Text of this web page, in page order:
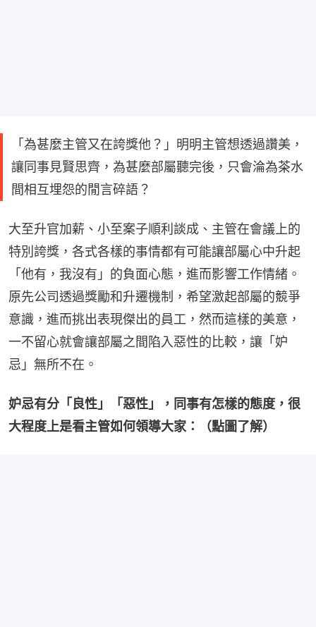
「為甚麼主管又在誇獎他？」明明主管想透過讚美，
讓同事見賢思齊，為甚麼部屬聽完後，只會淪為茶水
間相互埋怨的閒言碎語？
大至升官加薪、小至案子順利談成、主管在會議上的
特別誇獎，各式各樣的事情都有可能讓部屬心中升起
「他有，我沒有」的負面心態，進而影響工作情緒。
原先公司透過獎勵和升遷機制，希望激起部屬的競爭
意識，進而挑出表現傑出的員工，然而這樣的美意，
一不留心就會讓部屬之間陷入惡性的比較，讓「妒
忌」無所不在。
妒忌有分「良性」「惡性」，同事有怎樣的態度，很
大程度上是看主管如何領導大家：（點圖了解）